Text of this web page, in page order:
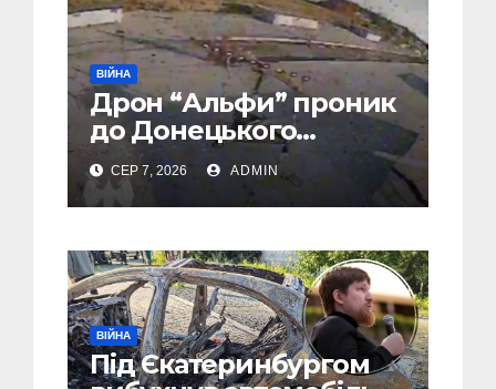
ВІЙНА
Дрон “Альфи” проник
до Донецького
аеропорту та спалив
“Шахед” ще до запуску
СЕР 7, 2026 ADMIN
ВІЙНА
Під Єкатеринбургом